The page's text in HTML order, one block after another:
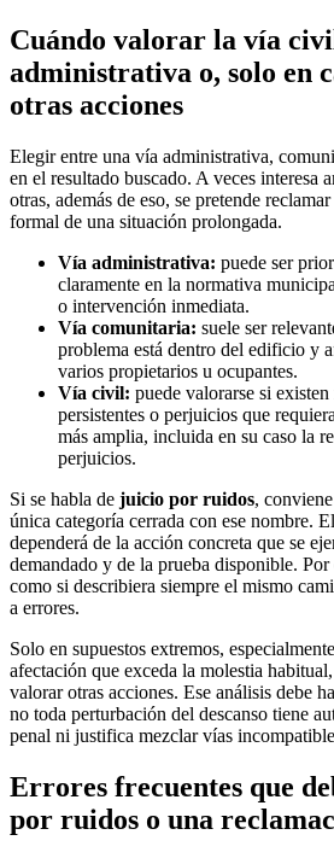
Cuándo valorar la vía
administrativa o, solo en
otras acciones
Elegir entre una vía administrativa,
en el resultado buscado. A veces interesa
otras, además de eso, se pretende
formal de una situación prolongada.
Vía administrativa: puede ser
claramente en la normativa
o intervención inmediata.
Vía comunitaria: suele ser
problema está dentro del edificio y
varios propietarios u ocupantes.
Vía civil: puede valorarse si existen
persistentes o perjuicios que
más amplia, incluida en su caso la
perjuicios.
Si se habla de juicio por ruidos,
única categoría cerrada con ese nombre.
dependerá de la acción concreta que se
demandado y de la prueba disponible.
como si describiera siempre el mismo
a errores.
Solo en supuestos extremos,
afectación que exceda la molestia
valorar otras acciones. Ese análisis debe
no toda perturbación del descanso tiene
penal ni justifica mezclar vías
Errores frecuentes que
por ruidos o una